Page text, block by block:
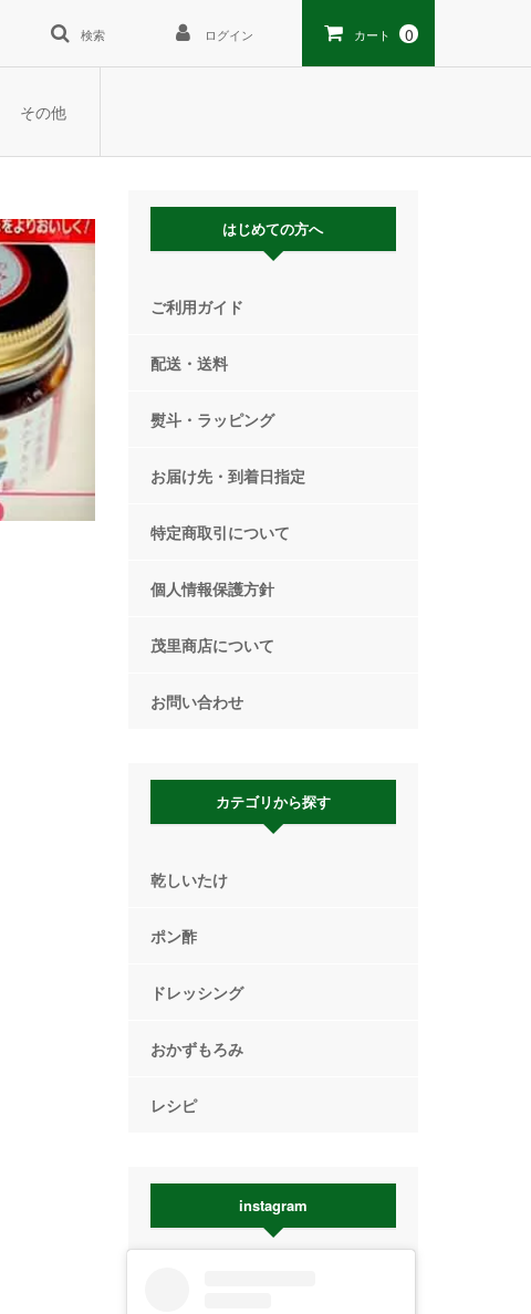
検索 ログイン カート 0
その他
はじめての方へ
ご利用ガイド
配送・送料
熨斗・ラッピング
お届け先・到着日指定
特定商取引について
個人情報保護方針
茂里商店について
お問い合わせ
カテゴリから探す
乾しいたけ
ポン酢
ドレッシング
おかずもろみ
レシピ
instagram